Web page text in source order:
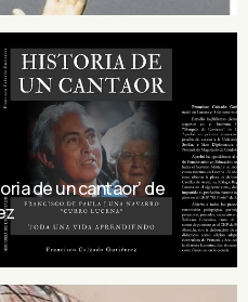
de un cantaor’ de